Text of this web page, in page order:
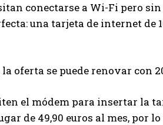
I WANT IN
conectarse a Wi-Fi pero
una tarjeta de internet de
oferta se puede renovar con
el módem para insertar la
de 49,90 euros al mes, por